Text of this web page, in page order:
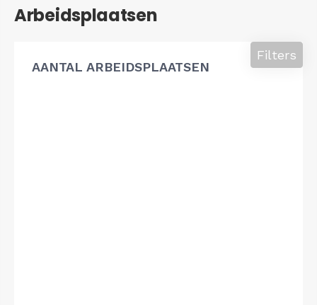
Arbeidsplaatsen
AANTAL ARBEIDSPLAATSEN
Filters